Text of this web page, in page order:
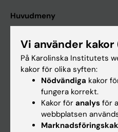
Huvudmeny
Forskarutbildning
Forskning
Vi använder
På Karolinska Institutets
kakor för olika syften:
Nödvändiga kakor
fungera korrekt.
Kakor för analys för
webbplatsen